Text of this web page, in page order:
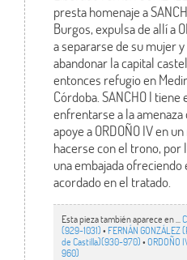
presta homenaje a
Burgos, expulsa de allí a
a separarse de su mujer
abandonar la capital
entonces refugio en
Córdoba. SANCHO I
enfrentarse a la amenaza
apoye a ORDOÑO IV en
hacerse con el trono, por
una embajada
acordado en el tratado.
Esta pieza también aparece en ...
(929-1031)• FERNÁN
de Castilla)(930-970)•ORDOÑO
960)